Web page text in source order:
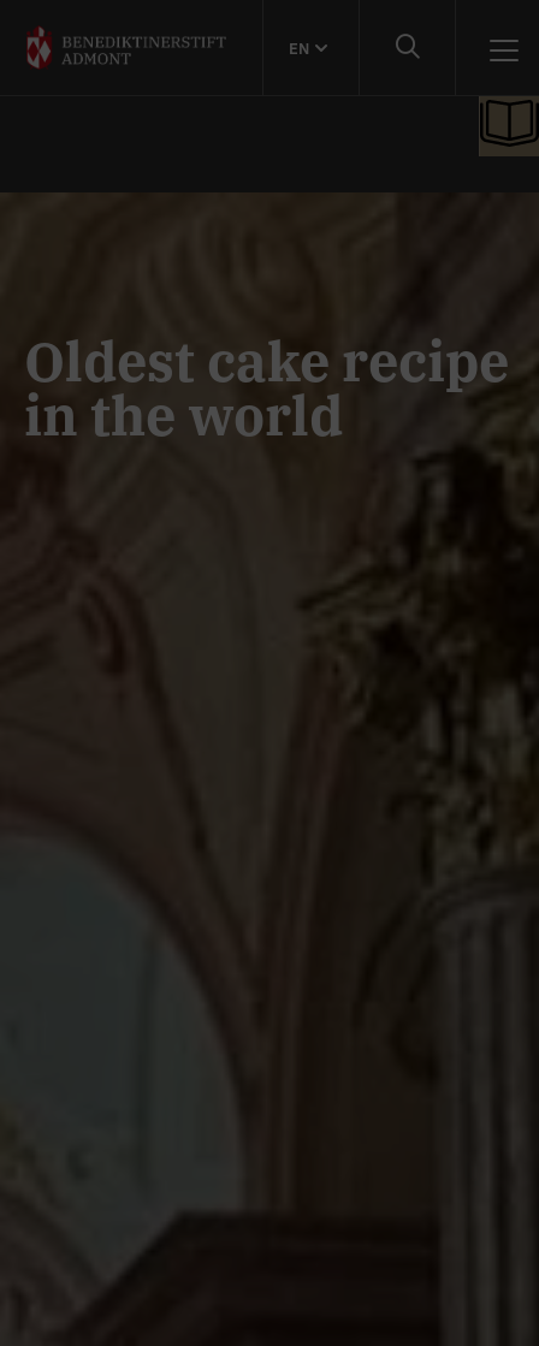
EN
Oldest cake recipe
in the world